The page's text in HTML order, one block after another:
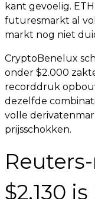
kant gevoelig.
futuresmarkt al
markt nog niet
CryptoBenelux
onder $2.000
recorddruk
dezelfde
volle
prijsschokken.
$2.130